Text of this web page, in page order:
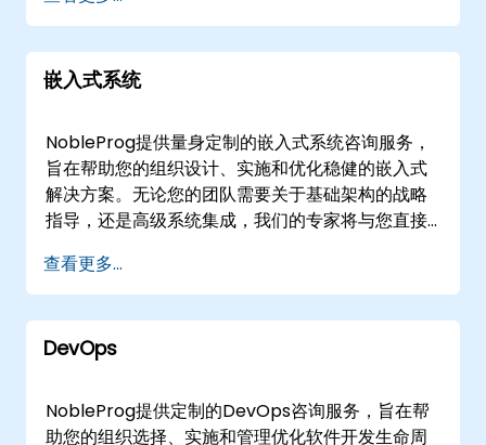
思到生产部署转化为完全实现的产品。 这些定制的
咨询参与可以作为虚拟会议或现场研讨会提供，让
您选择最适合您运营需求的格式。我们还提供在的
和实施提供专用环境。 NobleProg -- 您的本地
Game Development解决方案咨询合作伙伴
嵌入式系统
NobleProg提供量身定制的嵌入式系统咨询服务，
旨在帮助您的组织设计、实施和优化稳健的嵌入式
解决方案。无论您的团队需要关于基础架构的战略
指导，还是高级系统集成，我们的专家将与您直接
模式灵活，通过线下或远程交付适应您的运营需
求。远程咨询通过安全的、交互式的远程桌面环境
进行，使我们的专家能够实时与您的团队协作。对
于现场参与，我们的顾问可以直接部署到的设施
以加速您的开发周期。 与NobleProg合作，利用深
厚的领域专业知识，提升您的嵌入式系统能力。
查看更多...
DevOps
NobleProg提供定制的DevOps咨询服务，旨在帮
助您的组织选择、实施和管理优化软件开发生命周